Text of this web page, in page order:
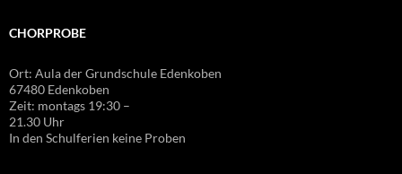
CHORPROBE
Ort: Aula der Grundschule Edenkoben
67480 Edenkoben
Zeit: montags 19:30 –
21.30 Uhr
In den Schulferien keine Proben